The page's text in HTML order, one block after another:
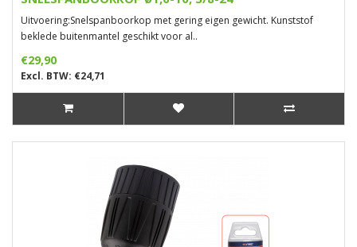
Uitvoering:Snelspanboorkop met gering eigen gewicht. Kunststof
beklede buitenmantel geschikt voor al..
€29,90
Excl. BTW: €24,71